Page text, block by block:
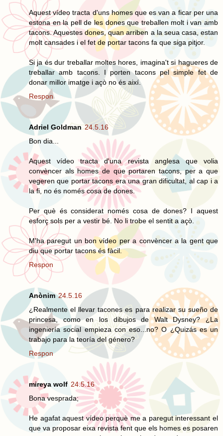
Aquest vídeo tracta d'uns homes que es van a ficar per una
estona en la pell de les dones que treballen molt i van amb
tacons. Aquestes dones, quan arriben a la seua casa, estan
molt cansades i el fet de portar tacons fa que siga pitjor.
Si ja és dur treballar moltes hores, imagina't si hagueres de
treballar amb tacons. I porten tacons pel simple fet de
donar millor imatge i açò no és així.
Respon
Adriel Goldman 24.5.16
Bon dia...
Aquest vídeo tracta d'una revista anglesa que volia
convèncer als homes de que portaren tacons, per a que
vegeren que portar tacons era una gran dificultat, al cap i a
la fi, no és només cosa de dones.
Per què és considerat només cosa de dones? I aquest
esforç sols per a vestir bé. No li trobe el sentit a açò.
M'ha paregut un bon vídeo per a convèncer a la gent que
diu que portar tacons és fàcil.
Respon
Anònim 24.5.16
¿Realmente el llevar tacones es para realizar su sueño de
princesa, como en los dibujos de Walt Dysney? ¿La
ingeniería social empieza con eso...no? O ¿Quizás es un
trabajo para la teoría del género?
Respon
mireya wolf 24.5.16
Bona vesprada;
He agafat aquest vídeo perquè me a paregut interessant el
que va proposar eixa revista fent que els homes es posaren